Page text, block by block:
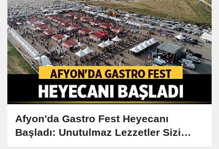
Afyon'da Gastro Fest Heyecanı
Başladı: Unutulmaz Lezzetler Sizi
Bekliyor!